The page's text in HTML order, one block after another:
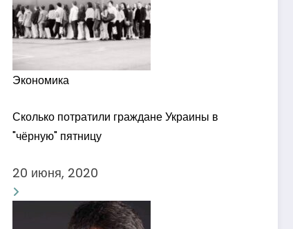
Экономика
Сколько потратили граждане Украины в
"чёрную" пятницу
20 июня, 2020